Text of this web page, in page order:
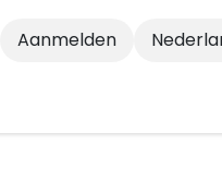
Aanmelden